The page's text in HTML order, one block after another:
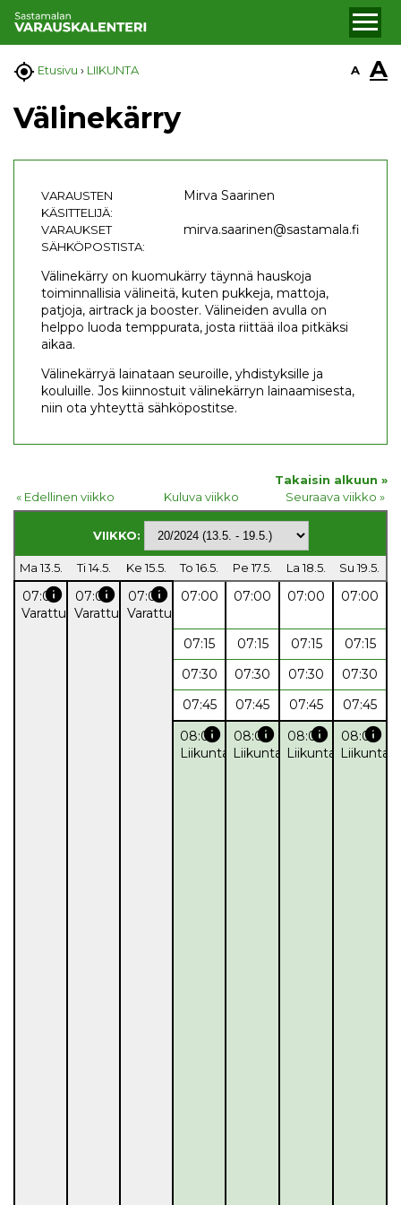
 Etusivu › LIIKUNTA A A
Välinekärry
VARAUSTEN
KÄSITTELIJÄ:
Mirva Saarinen
VARAUKSET
SÄHKÖPOSTISTA:
mirva.saarinen@sastamala.fi
Välinekärry on kuomukärry täynnä hauskoja
toiminnallisia välineitä, kuten pukkeja, mattoja,
patjoja, airtrack ja booster. Välineiden avulla on
helppo luoda temppurata, josta riittää iloa pitkäksi
aikaa.
Välinekärryä lainataan seuroille, yhdistyksille ja
kouluille. Jos kiinnostuit välinekärryn lainaamisesta,
niin ota yhteyttä sähköpostitse.
Takaisin alkuun »
« Edellinen viikko
Kuluva viikko Seuraava viikko »
VIIKKO:
Ma 13.5. Ti 14.5. Ke 15.5. To 16.5. Pe 17.5. La 18.5. Su 19.5.
07:00
info
Varattu
07:00
info
Varattu
07:00
info
Varattu
07:00 07:00 07:00 07:00
07:15 07:15 07:15
07:15
07:30
07:30 07:30
07:30
07:45
07:45 07:45
07:45
08:00
info
Liikuntapalvelut
08:00
info
Liikuntapalvelut
08:00
info
Liikuntapalvelut
08:00
info